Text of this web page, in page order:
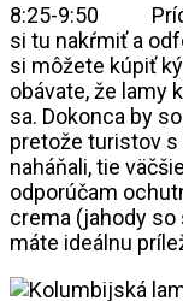
8:25-9:50
si tu nakŕmiť a
si môžete kúpiť
obávate, že lamy
sa. Dokonca by
pretože turistov s
naháňali, tie
odporúčam
crema (jahody so
máte ideálnu